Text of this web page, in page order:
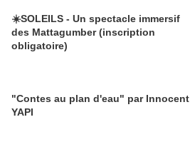
☀️SOLEILS - Un spectacle immersif
des Mattagumber (inscription
obligatoire)
"Contes au plan d'eau" par Innocent
YAPI